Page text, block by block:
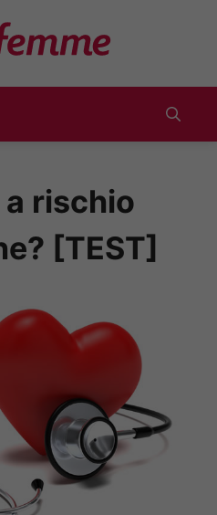
rischio
[TEST]